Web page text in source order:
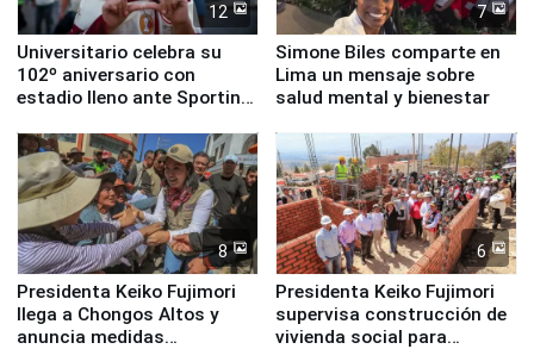
12
Universitario celebra su
102º aniversario con
estadio lleno ante Sporting
7
Simone Biles comparte en
Lima un mensaje sobre
salud mental y bienestar
8
Presidenta Keiko Fujimori
llega a Chongos Altos y
anuncia medidas
6
Presidenta Keiko Fujimori
supervisa construcción de
vivienda social para